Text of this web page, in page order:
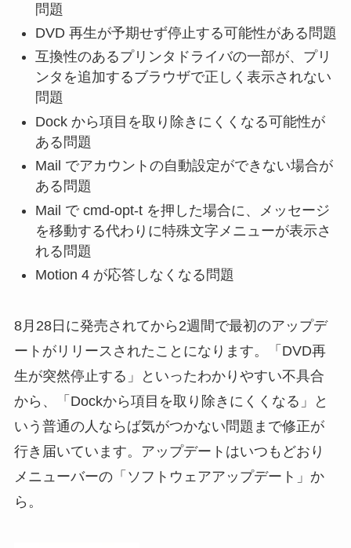
問題
DVD 再生が予期せず停止する可能性がある問題
互換性のあるプリンタドライバの一部が、プリ
ンタを追加するブラウザで正しく表示されない
問題
Dock から項目を取り除きにくくなる可能性が
ある問題
Mail でアカウントの自動設定ができない場合が
ある問題
Mail で cmd-opt-t を押した場合に、メッセージ
を移動する代わりに特殊文字メニューが表示さ
れる問題
Motion 4 が応答しなくなる問題
8月28日に発売されてから2週間で最初のアップデ
ートがリリースされたことになります。「DVD再
生が突然停止する」といったわかりやすい不具合
から、「Dockから項目を取り除きにくくなる」と
いう普通の人ならば気がつかない問題まで修正が
行き届いています。アップデートはいつもどおり
メニューバーの「ソフトウェアアップデート」か
ら。